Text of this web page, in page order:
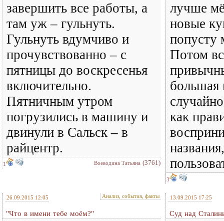
завершить все работы, а
там уж – гульнуть.
Гульнуть вдумчиво и
прочувствованно – с
пятницы до воскресенья
включительно.
Пятничным утром
погрузились в машину и
двинули в Сальск – в
райцентр.
1 Воеводина Татьяна (3761)
лучше
новые
попусту
Потом
большая
как
3
26.09.2015 12:05 Анализ, события, факты
"Что в имени тебе моём?"
13.09.2015 17:25
Суд над